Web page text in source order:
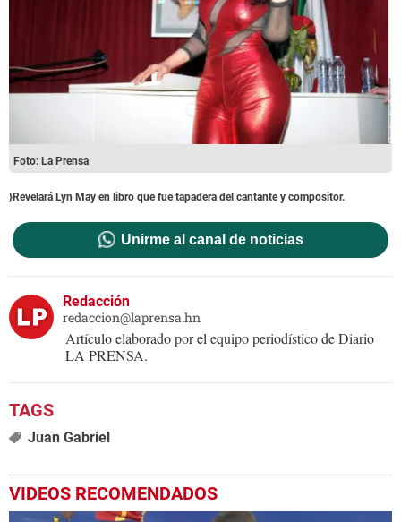
Foto: La Prensa
}Revelará Lyn May en libro que fue tapadera del cantante y compositor.
Unirme al canal de noticias
Redacción
redaccion@laprensa.hn
Artículo elaborado por el equipo periodístico de Diario
LA PRENSA.
Juan Gabriel
VIDEOS RECOMENDADOS